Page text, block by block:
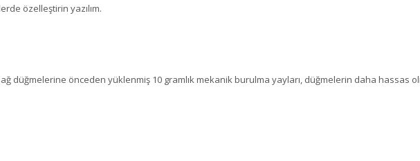
özelleştirin yazılım.
önceden yüklenmiş 10 gramlık mekanik burulma yayları, düğmelerin daha hassas